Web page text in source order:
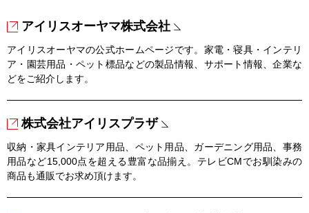
アイリスオーヤマ株式会社
アイリスオーヤマの公式ホームページです。家電・寝具・インテリ
ア・園芸用品・ペット標品などの製品情報、サポート情報、企業な
どをご紹介します。
株式会社アイリスプラザ
収納・家具インテリア用品、ペット用品、ガーデニング用品、事務
用品など15,000点を超える豊富な品揃え。テレビCMでお馴染みの
商品も通販でお求め頂けます。